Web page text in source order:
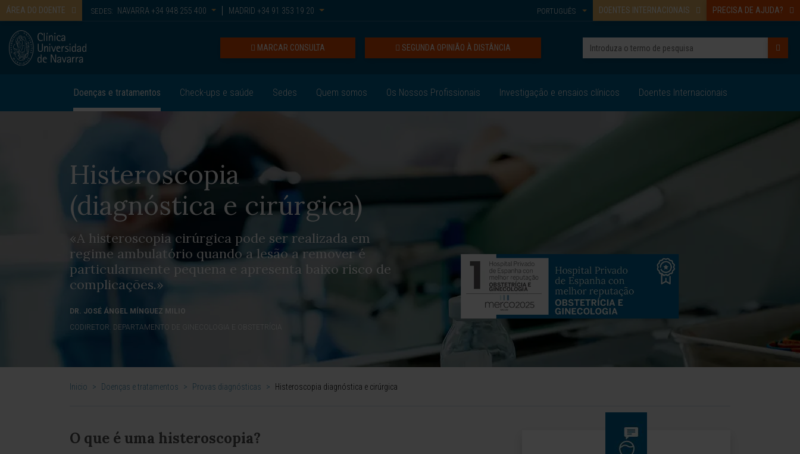
ÁREA DO DOENTE SEDES: NAVARRA +34 948 255 400 MADRID +34 91 353 19 20 DOENTES INTERNACIONAIS PRECISA DE AJUDA?
PORTUGUÊS
SEGUNDA OPINIÃO À DISTÂNCIA
MARCAR CONSULTA
Doenças e tratamentos Check-ups e saúde Sedes Quem somos Os Nossos Profissionais Investigação e ensaios clínicos Doentes Internacionais
Histeroscopia
(diagnóstica e cirúrgica)
«A histeroscopia cirúrgica pode ser realizada em
regime ambulatório quando a lesão a remover é
particularmente pequena e apresenta baixo risco de
complicações.»
DR. JOSÉ ÁNGEL MÍNGUEZ MILIO
CODIRETOR. DEPARTAMENTO DE GINECOLOGIA E OBSTETRÍCIA
Inicio > Doenças e tratamentos > Provas diagnósticas > Histeroscopia diagnóstica e cirúrgica
O que é uma histeroscopia?